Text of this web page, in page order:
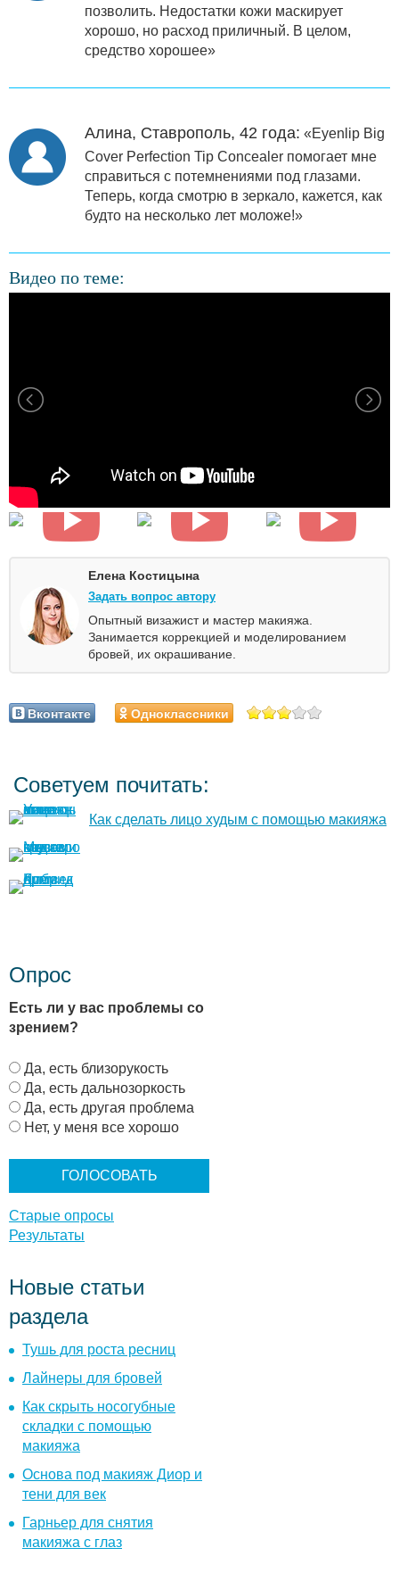
позволить. Недостатки кожи маскирует
хорошо, но расход приличный. В целом,
средство хорошее»
Алина, Ставрополь, 42 года: «Eyenlip Big
Cover Perfection Tip Concealer помогает мне
справиться с потемнениями под глазами.
Теперь, когда смотрю в зеркало, кажется, как
будто на несколько лет моложе!»
Видео по теме:
Елена Костицына
Задать вопрос автору
Опытный визажист и мастер макияжа.
Занимается коррекцией и моделированием
бровей, их окрашивание.
Вконтакте Одноклассники
Советуем почитать:
Как сделать лицо худым с помощью макияжа
Опрос
Есть ли у вас проблемы со
зрением?
В
а
р
и
Да, есть близорукость
Да, есть дальнозоркость
Да, есть другая проблема
Нет, у меня все хорошо
Старые опросы
Результаты
Новые статьи
раздела
Тушь для роста ресниц
Лайнеры для бровей
Как скрыть носогубные
складки с помощью
макияжа
Основа под макияж Диор и
тени для век
Гарньер для снятия
макияжа с глаз